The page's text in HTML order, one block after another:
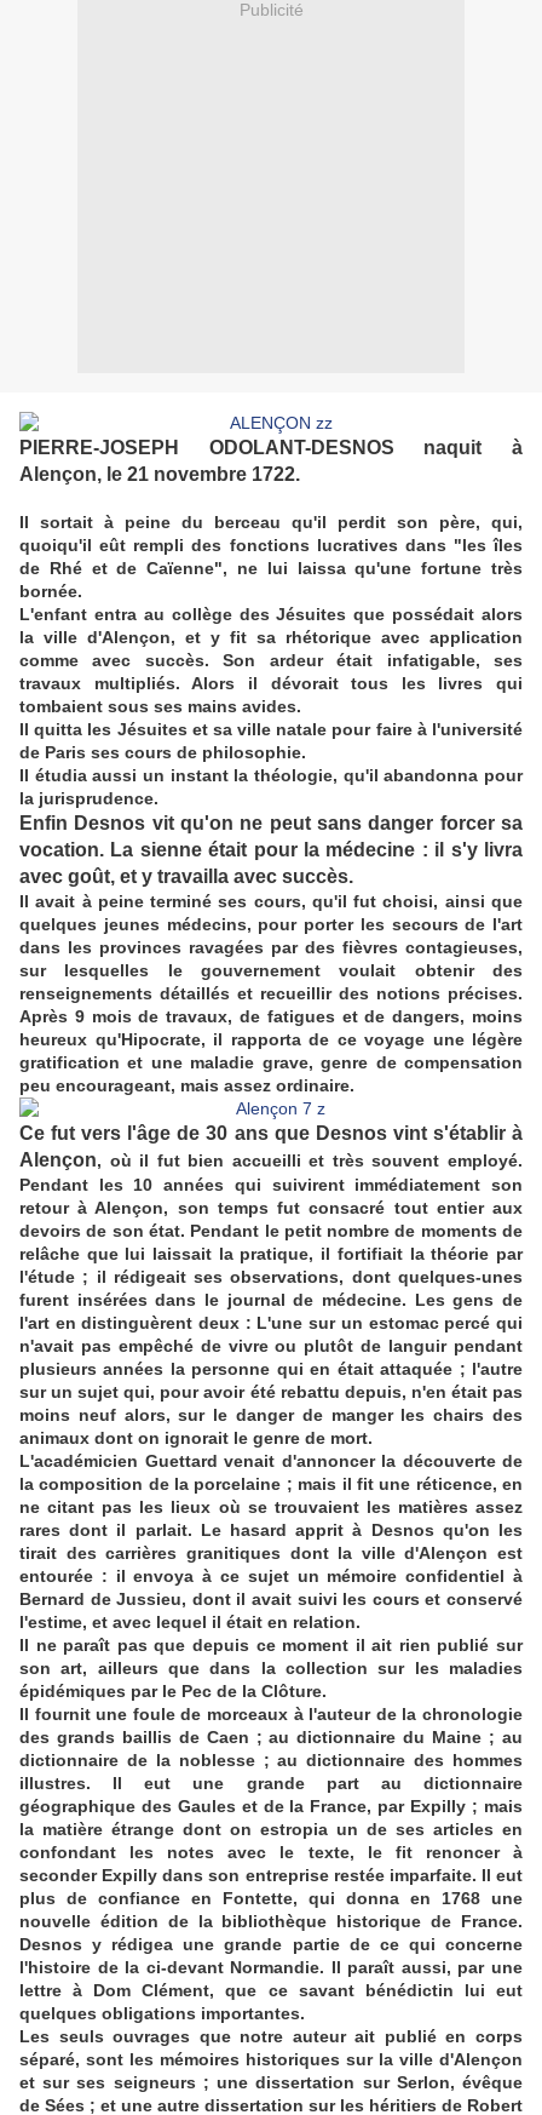
Publicité
PIERRE-JOSEPH ODOLANT-DESNOS naquit à
Alençon, le 21 novembre 1722.
Il sortait à peine du berceau qu'il perdit son père, qui,
quoiqu'il eût rempli des fonctions lucratives dans "les îles
de Rhé et de Caïenne", ne lui laissa qu'une fortune très
bornée.
L'enfant entra au collège des Jésuites que possédait alors
la ville d'Alençon, et y fit sa rhétorique avec application
comme avec succès. Son ardeur était infatigable, ses
travaux multipliés. Alors il dévorait tous les livres qui
tombaient sous ses mains avides.
Il quitta les Jésuites et sa ville natale pour faire à l'université
de Paris ses cours de philosophie.
Il étudia aussi un instant la théologie, qu'il abandonna pour
la jurisprudence.
Enfin Desnos vit qu'on ne peut sans danger forcer sa
vocation. La sienne était pour la médecine : il s'y livra
avec goût, et y travailla avec succès.
Il avait à peine terminé ses cours, qu'il fut choisi, ainsi que
quelques jeunes médecins, pour porter les secours de l'art
dans les provinces ravagées par des fièvres contagieuses,
sur lesquelles le gouvernement voulait obtenir des
renseignements détaillés et recueillir des notions précises.
Après 9 mois de travaux, de fatigues et de dangers, moins
heureux qu'Hipocrate, il rapporta de ce voyage une légère
gratification et une maladie grave, genre de compensation
peu encourageant, mais assez ordinaire.
Ce fut vers l'âge de 30 ans que Desnos vint s'établir à
Alençon, où il fut bien accueilli et très souvent employé.
Pendant les 10 années qui suivirent immédiatement son
retour à Alençon, son temps fut consacré tout entier aux
devoirs de son état. Pendant le petit nombre de moments de
relâche que lui laissait la pratique, il fortifiait la théorie par
l'étude ; il rédigeait ses observations, dont quelques-unes
furent insérées dans le journal de médecine. Les gens de
l'art en distinguèrent deux : L'une sur un estomac percé qui
n'avait pas empêché de vivre ou plutôt de languir pendant
plusieurs années la personne qui en était attaquée ; l'autre
sur un sujet qui, pour avoir été rebattu depuis, n'en était pas
moins neuf alors, sur le danger de manger les chairs des
animaux dont on ignorait le genre de mort.
L'académicien Guettard venait d'annoncer la découverte de
la composition de la porcelaine ; mais il fit une réticence, en
ne citant pas les lieux où se trouvaient les matières assez
rares dont il parlait. Le hasard apprit à Desnos qu'on les
tirait des carrières granitiques dont la ville d'Alençon est
entourée : il envoya à ce sujet un mémoire confidentiel à
Bernard de Jussieu, dont il avait suivi les cours et conservé
l'estime, et avec lequel il était en relation.
Il ne paraît pas que depuis ce moment il ait rien publié sur
son art, ailleurs que dans la collection sur les maladies
épidémiques par le Pec de la Clôture.
Il fournit une foule de morceaux à l'auteur de la chronologie
des grands baillis de Caen ; au dictionnaire du Maine ; au
dictionnaire de la noblesse ; au dictionnaire des hommes
illustres. Il eut une grande part au dictionnaire
géographique des Gaules et de la France, par Expilly ; mais
la matière étrange dont on estropia un de ses articles en
confondant les notes avec le texte, le fit renoncer à
seconder Expilly dans son entreprise restée imparfaite. Il eut
plus de confiance en Fontette, qui donna en 1768 une
nouvelle édition de la bibliothèque historique de France.
Desnos y rédigea une grande partie de ce qui concerne
l'histoire de la ci-devant Normandie. Il paraît aussi, par une
lettre à Dom Clément, que ce savant bénédictin lui eut
quelques obligations importantes.
Les seuls ouvrages que notre auteur ait publié en corps
séparé, sont les mémoires historiques sur la ville d'Alençon
et sur ses seigneurs ; une dissertation sur Serlon, évêque
de Sées ; et une autre dissertation sur les héritiers de Robert